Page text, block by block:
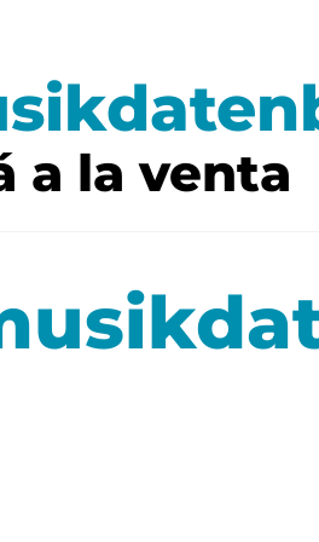
a la venta